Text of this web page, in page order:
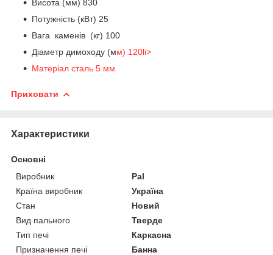
Висота (мм) 830
Потужність (кВт) 25
Вага каменів (кг) 100
Діаметр димоходу (мм) 120li>
Матеріал сталь 5 мм
Приховати
Характеристики
Основні
Виробник
Pal
Країна виробник
Україна
Стан
Новий
Вид пального
Тверде
Тип печі
Каркасна
Призначення печі
Банна